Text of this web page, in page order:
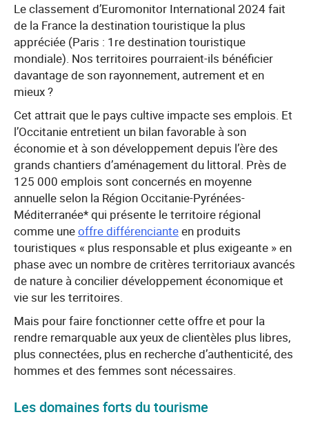
Le classement d’Euromonitor International 2024 fait
de la France la destination touristique la plus
appréciée (Paris : 1re destination touristique
mondiale). Nos territoires pourraient-ils bénéficier
davantage de son rayonnement, autrement et en
mieux ?
Cet attrait que le pays cultive impacte ses emplois. Et
l’Occitanie entretient un bilan favorable à son
économie et à son développement depuis l’ère des
grands chantiers d’aménagement du littoral. Près de
125 000 emplois sont concernés en moyenne
annuelle selon la Région Occitanie-Pyrénées-
Méditerranée* qui présente le territoire régional
comme uneoffre différencianteen produits
touristiques « plus responsable et plus exigeante » en
phase avec un nombre de critères territoriaux avancés
de nature à concilier développement économique et
vie sur les territoires.
Mais pour faire fonctionner cette offre et pour la
rendre remarquable aux yeux de clientèles plus libres,
plus connectées, plus en recherche d’authenticité, des
hommes et des femmes sont nécessaires.
Les domaines forts du tourisme